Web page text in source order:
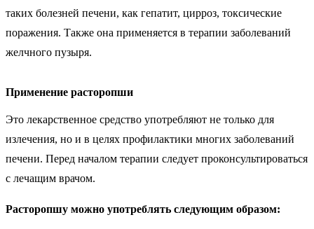
таких болезней печени, как гепатит, цирроз, токсические
поражения. Также она применяется в терапии заболеваний
желчного пузыря.
Применение расторопши
Это лекарственное средство употребляют не только для
излечения, но и в целях профилактики многих заболеваний
печени. Перед началом терапии следует проконсультироваться
с лечащим врачом.
Расторопшу можно употреблять следующим образом: